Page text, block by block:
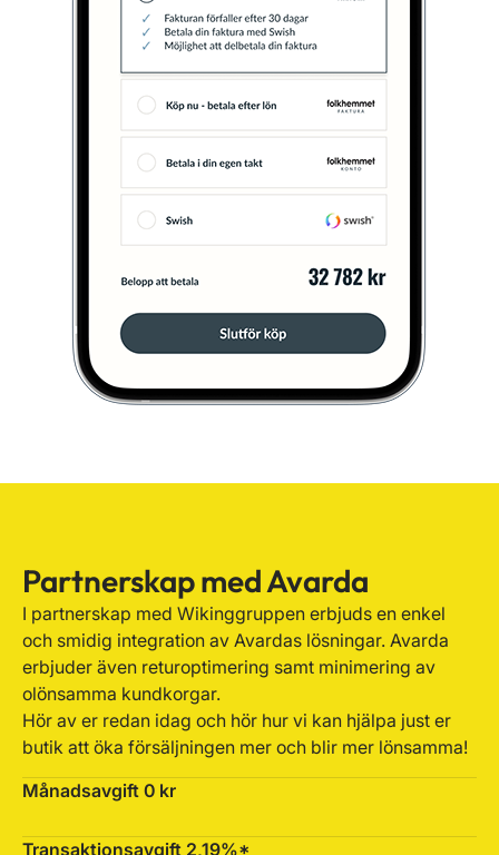
Partnerskap med Avarda
I partnerskap med Wikinggruppen erbjuds en enkel
och smidig integration av Avardas lösningar. Avarda
erbjuder även returoptimering samt minimering av
olönsamma kundkorgar.
Hör av er redan idag och hör hur vi kan hjälpa just er
butik att öka försäljningen mer och blir mer lönsamma!
Månadsavgift 0 kr
Transaktionsavgift 2,19%*